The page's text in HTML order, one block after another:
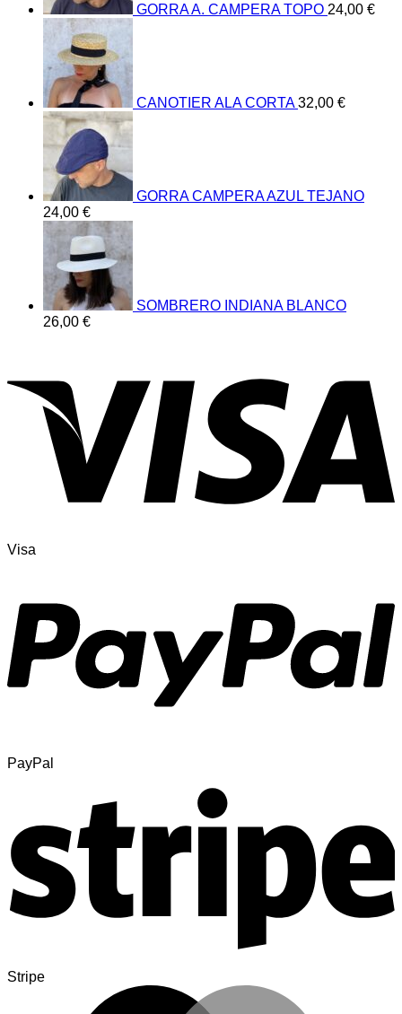
GORRA A. CAMPERA TOPO 24,00 €
CANOTIER ALA CORTA 32,00 €
GORRA CAMPERA AZUL TEJANO
24,00 €
SOMBRERO INDIANA BLANCO
26,00 €
Visa
PayPal
Stripe